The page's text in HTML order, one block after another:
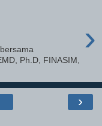
›
Ph.D, FINASIM,
›